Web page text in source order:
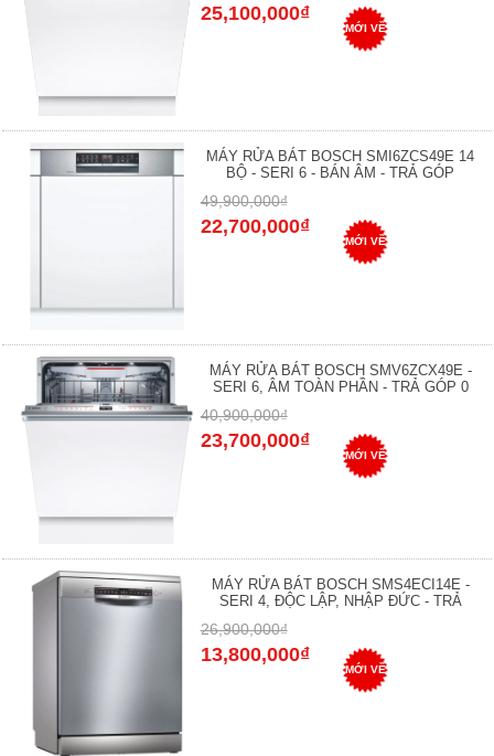
25,100,000₫
MỚI VỀ
MÁY RỬA BÁT BOSCH SMI6ZCS49E 14
BỘ - SERI 6 - BÁN ÂM - TRẢ GÓP
49,900,000₫
22,700,000₫
MỚI VỀ
MÁY RỬA BÁT BOSCH SMV6ZCX49E -
SERI 6, ÂM TOÀN PHẦN - TRẢ GÓP 0
40,900,000₫
23,700,000₫
MỚI VỀ
MÁY RỬA BÁT BOSCH SMS4ECI14E -
SERI 4, ĐỘC LẬP, NHẬP ĐỨC - TRẢ
26,900,000₫
13,800,000₫
MỚI VỀ